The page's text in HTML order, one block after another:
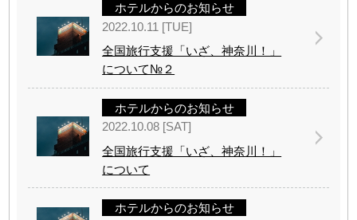
ホテルからのお知らせ
2022.10.11 [TUE]
全国旅行支援「いざ、神奈川！」
について№２
ホテルからのお知らせ
2022.10.08 [SAT]
全国旅行支援「いざ、神奈川！」
について
ホテルからのお知らせ